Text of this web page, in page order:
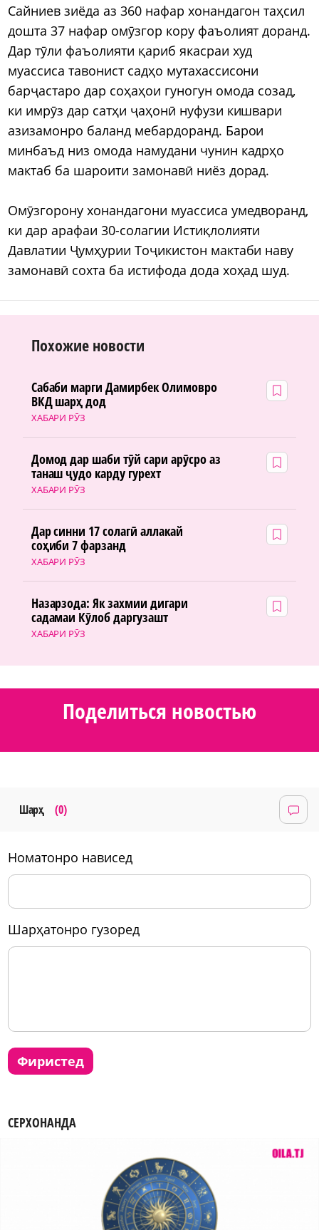
Сайниев зиёда аз 360 нафар хонандагон таҳсил
дошта 37 нафар омӯзгор кору фаъолият доранд.
Дар тӯли фаъолияти қариб якасраи худ
муассиса тавонист садҳо мутахассисони
барҷастаро дар соҳаҳои гуногун омода созад,
ки имрӯз дар сатҳи ҷаҳонӣ нуфузи кишвари
азизамонро баланд мебардоранд. Барои
минбаъд низ омода намудани чунин кадрҳо
мактаб ба шароити замонавӣ ниёз дорад.
Омӯзгорону хонандагони муассиса умедворанд,
ки дар арафаи 30-солагии Истиқлолияти
Давлатии Ҷумҳурии Тоҷикистон мактаби наву
замонавӣ сохта ба истифода дода хоҳад шуд.
Похожие новости
ХАБАРИ РӮЗ
Сабаби марги Дамирбек Олимовро
ВКД шарҳ дод
ХАБАРИ РӮЗ
Домод дар шаби тӯй сари арӯсро аз
танаш ҷудо карду гурехт
ХАБАРИ РӮЗ
Дар синни 17 солагӣ аллакай
соҳиби 7 фарзанд
ХАБАРИ РӮЗ
Назарзода: Як захмии дигари
садамаи Кӯлоб даргузашт
Поделиться новостью
Шарҳ (0)
номатонро нависед
шарҳатонро гузоред
фиристед
СЕРХОНАНДА